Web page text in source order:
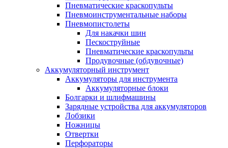
Пневматические краскопульты
Пневмоинструментальные наборы
Пневмопистолеты
Для накачки шин
Пескоструйные
Пневматические краскопульты
Продувочные (обдувочные)
Аккумуляторный инструмент
Аккумуляторы для инструмента
Аккумуляторные блоки
Болгарки и шлифмашины
Зарядные устройства для аккумуляторов
Лобзики
Ножницы
Отвертки
Перфораторы